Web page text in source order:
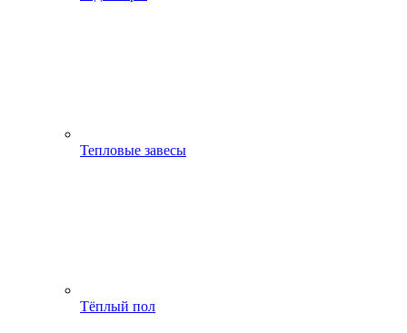
Тепловые завесы
Тёплый пол